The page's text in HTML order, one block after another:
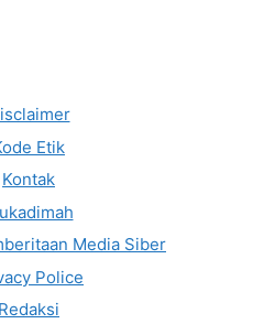
Etik
Kontak
Media Siber
Police
Redaksi